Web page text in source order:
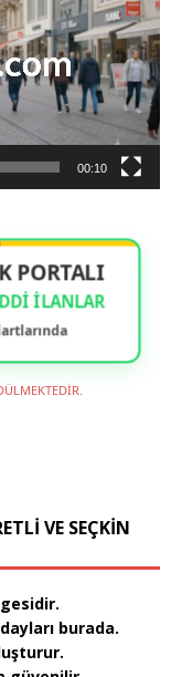
00:10
PORTALI
İLANLAR
VE SEÇKIN
burada.